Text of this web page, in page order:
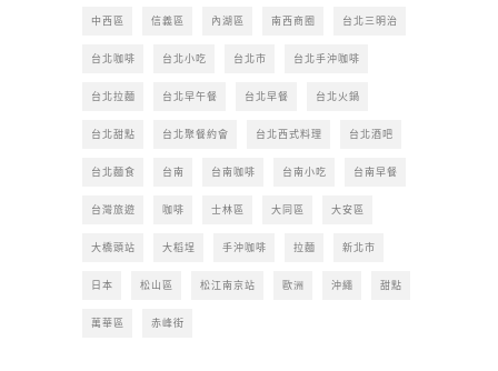
中西區 信義區 內湖區 南西商圈 台北三明治
台北咖啡 台北小吃 台北市 台北手沖咖啡
台北拉麵 台北早午餐 台北早餐 台北火鍋
台北甜點 台北聚餐約會 台北西式料理 台北酒吧
台北麵食 台南 台南咖啡 台南小吃 台南早餐
台灣旅遊 咖啡 士林區 大同區 大安區
大橋頭站 大稻埕 手沖咖啡 拉麵 新北市
日本 松山區 松江南京站 歐洲 沖繩 甜點
萬華區 赤峰街